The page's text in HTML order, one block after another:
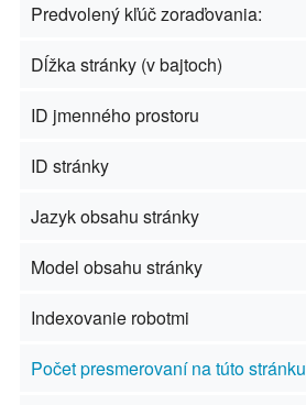
Predvolený kľúč zoraďovania:
Dĺžka stránky (v bajtoch)
ID jmenného prostoru
ID stránky
Jazyk obsahu stránky
Model obsahu stránky
Indexovanie robotmi
Počet presmerovaní na túto stránku